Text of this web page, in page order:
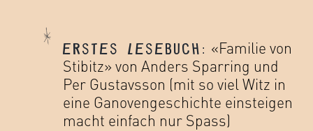
ERSTES LESEBUCH:
«Familie von
Stibitz» von Anders Sparring und
Per Gustavsson (mit so viel Witz in
eine Ganovengeschichte einsteigen
macht einfach nur Spass)